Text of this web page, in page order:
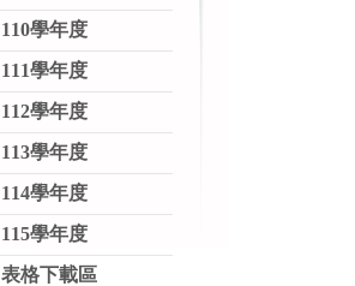
110學年度
111學年度
112學年度
113學年度
114學年度
115學年度
表格下載區